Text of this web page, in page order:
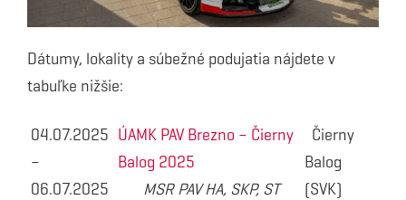
Dátumy, lokality a súbežné podujatia nájdete v
tabuľke nižšie:
04.07.2025
–
06.07.2025
ÚAMK PAV Brezno – Čierny
Balog 2025
MSR PAV HA, SKP, ST
Čierny
Balog
(SVK)